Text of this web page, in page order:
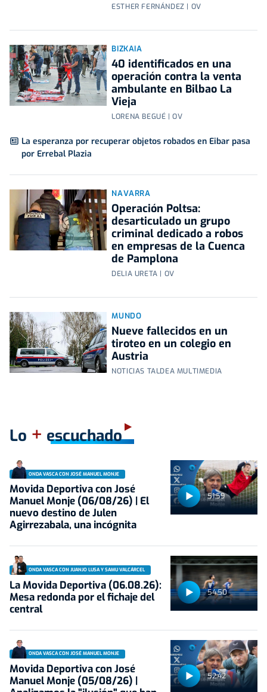
ESTHER FERNÁNDEZ | OV
BIZKAIA
40 identificados en una
operación contra la venta
ambulante en Bilbao La
Vieja
LORENA BEGUÉ | OV
La esperanza por recuperar objetos robados en Eibar pasa
por Errebal Plazia
NAVARRA
Operación Poltsa:
desarticulado un grupo
criminal dedicado a robos
en empresas de la Cuenca
de Pamplona
DELIA URETA | OV
MUNDO
Nueve fallecidos en un
tiroteo en un colegio en
Austria
NOTICIAS TALDEA MULTIMEDIA
Lo + escuchado
51:59
ONDA VASCA CON JOSÉ MANUEL MONJE
Movida Deportiva con José
Manuel Monje (06/08/26) | El
nuevo destino de Julen
Agirrezabala, una incógnita
54:50
ONDA VASCA CON JUANJO LUSA Y SAMU VALCÁRCEL
La Movida Deportiva (06.08.26):
Mesa redonda por el fichaje del
central
52:42
ONDA VASCA CON JOSÉ MANUEL MONJE
Movida Deportiva con José
Manuel Monje (05/08/26) |